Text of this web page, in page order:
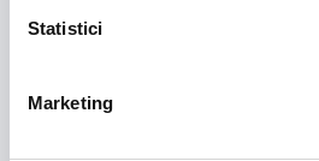
Statistici
Marketing